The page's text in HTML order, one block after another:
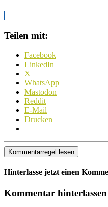
Teilen mit:
Facebook
LinkedIn
X
WhatsApp
Mastodon
Reddit
E-Mail
Drucken
Kommentarregel lesen
Hinterlasse jetzt einen
Kommentar hinterlassen